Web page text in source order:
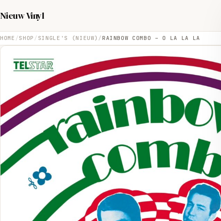
Nieuw Vinyl
HOME SHOP SINGLE'S (NIEUW) RAINBOW COMBO – O LA LA LA